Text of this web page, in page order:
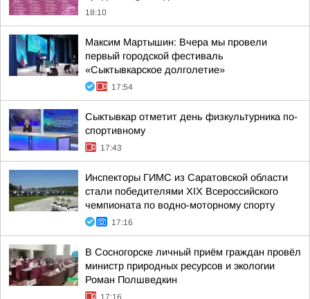
18:10
Максим Мартышин: Вчера мы провели
первый городской фестиваль
«Сыктывкарское долголетие»
17:54
Сыктывкар отметит день физкультурника по-
спортивному
17:43
Инспекторы ГИМС из Саратовской области
стали победителями XIX Всероссийского
чемпионата по водно-моторному спорту
17:16
В Сосногорске личный приём граждан провёл
министр природных ресурсов и экологии
Роман Полшведкин
17:16